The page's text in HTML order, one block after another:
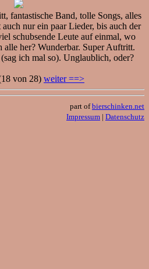
fantastische Band, tolle Songs, alles
nur ein paar Lieder, bis auch der
schubsende Leute auf einmal, wo
her? Wunderbar. Super Auftritt.
ich mal so). Unglaublich, oder?
von 28) weiter ==>
part ofbierschinken.net
Impressum | Datenschutz